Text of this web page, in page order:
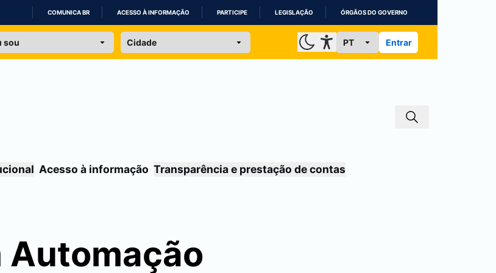
IR
COMUNICA BR ACESSO À INFORMAÇÃO PARTICIPE LEGISLAÇÃO ÓRGÃOS DO GOVERNO
Entrar
Acesso à informação Transparência e prestação de contas
Automação